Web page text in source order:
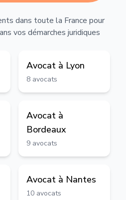
dans toute la France pour
vos démarches juridiques
Avocat à Lyon
8 avocats
Avocat à
Bordeaux
9 avocats
Avocat à Nantes
10 avocats